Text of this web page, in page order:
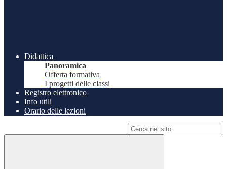
Didattica
Panoramica
Offerta formativa
I progetti delle classi
Registro elettronico
Info utili
Orario delle lezioni